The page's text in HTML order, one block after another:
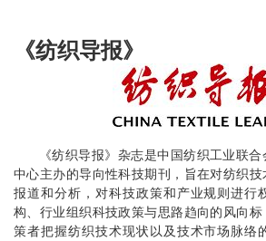
《纺织导报》
《纺织导报》杂志是中国纺织工业联
中心主办的导向性科技期刊，旨在对纺织
报道和分析，对科技政策和产业规则进行
构、行业组织科技政策与思路趋向的风向
策者把握纺织技术现状以及技术市场脉络